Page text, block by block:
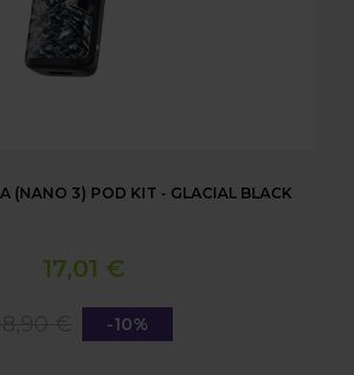
(NANO 3) POD KIT - GLACIAL BLACK
17,01 €
-10%